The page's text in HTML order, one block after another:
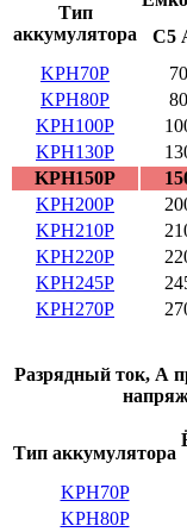
Тип
аккумулятора
C5
KPH70P
70
KPH80P
80
KPH100P
KPH130P
KPH150P
KPH200P
KPH210P
KPH220P
KPH245P
KPH270P
Разрядный ток, А
Тип аккумулятора
KPH70P
KPH80P